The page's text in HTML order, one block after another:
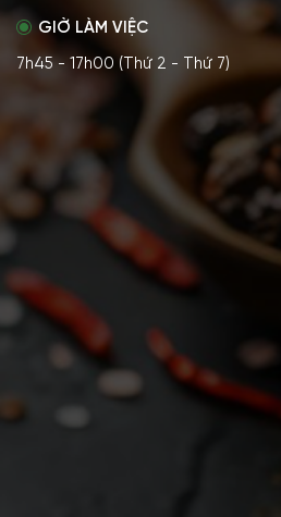
GIỜ LÀM VIỆC
7h45 - 17h00 (Thứ 2 - Thứ 7)